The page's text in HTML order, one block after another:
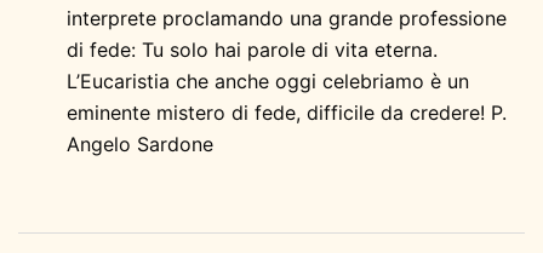
interprete proclamando una grande professione
di fede: Tu solo hai parole di vita eterna.
L’Eucaristia che anche oggi celebriamo è un
eminente mistero di fede, difficile da credere! P.
Angelo Sardone